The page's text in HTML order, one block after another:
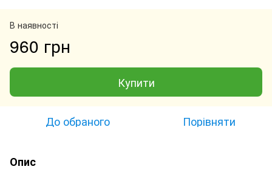
В наявності
960 грн
Купити
До обраного Порівняти
Опис